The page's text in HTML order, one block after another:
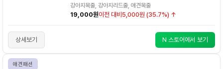
강아지목줄, 강아지리드줄, 애견목줄
19,000원이전 대비 5,000원 (35.7%) ↑
상세보기 N 스토어에서 보기
애견패션